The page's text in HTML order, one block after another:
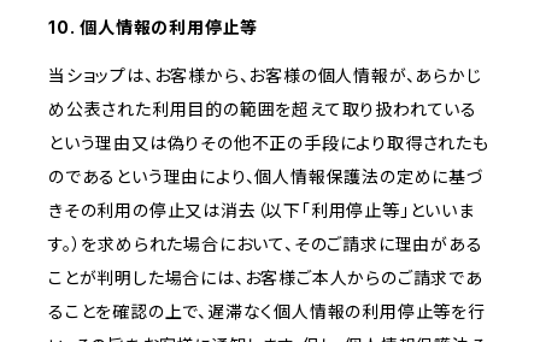
10. 個人情報の利用停止等
当ショップは、お客様から、お客様の個人情報が、あらかじ
め公表された利用目的の範囲を超えて取り扱われている
という理由又は偽りその他不正の手段により取得されたも
のであるという理由により、個人情報保護法の定めに基づ
きその利用の停止又は消去（以下「利用停止等」といいま
す。）を求められた場合において、そのご請求に理由がある
ことが判明した場合には、お客様ご本人からのご請求であ
ることを確認の上で、遅滞なく個人情報の利用停止等を行